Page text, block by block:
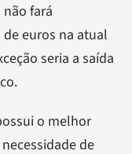
fará
euros na atual
seria a saída
o melhor
de